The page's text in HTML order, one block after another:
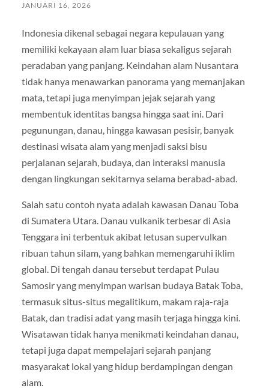
JANUARI 16, 2026
Indonesia dikenal sebagai negara kepulauan yang
memiliki kekayaan alam luar biasa sekaligus sejarah
peradaban yang panjang. Keindahan alam Nusantara
tidak hanya menawarkan panorama yang memanjakan
mata, tetapi juga menyimpan jejak sejarah yang
membentuk identitas bangsa hingga saat ini. Dari
pegunungan, danau, hingga kawasan pesisir, banyak
destinasi wisata alam yang menjadi saksi bisu
perjalanan sejarah, budaya, dan interaksi manusia
dengan lingkungan sekitarnya selama berabad-abad.
Salah satu contoh nyata adalah kawasan Danau Toba
di Sumatera Utara. Danau vulkanik terbesar di Asia
Tenggara ini terbentuk akibat letusan supervulkan
ribuan tahun silam, yang bahkan memengaruhi iklim
global. Di tengah danau tersebut terdapat Pulau
Samosir yang menyimpan warisan budaya Batak Toba,
termasuk situs-situs megalitikum, makam raja-raja
Batak, dan tradisi adat yang masih terjaga hingga kini.
Wisatawan tidak hanya menikmati keindahan danau,
tetapi juga dapat mempelajari sejarah panjang
masyarakat lokal yang hidup berdampingan dengan
alam.